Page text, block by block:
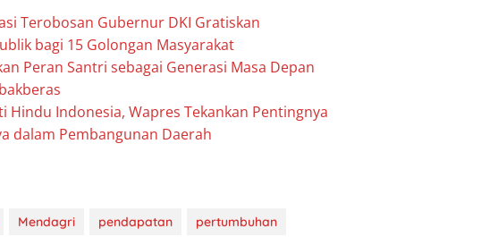
Terobosan Gubernur DKI Gratiskan
bagi 15 Golongan Masyarakat
Peran Santri sebagai Generasi Masa Depan
Hindu Indonesia, Wapres Tekankan Pentingnya
dalam Pembangunan Daerah
Mendagri pendapatan pertumbuhan